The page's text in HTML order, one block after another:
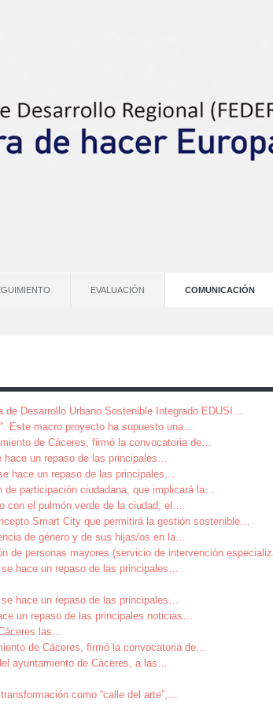
EVALUACIÓN COMUNICACIÓN
Desarrollo Urbano Sostenible Integrado EDUSI …
Este macro proyecto ha supuesto una…
de Cáceres, firmó la convocatoria de…
un repaso de las principales…
hace un repaso de las principales…
participación ciudadana, que implicará la…
con el pulmón verde de la ciudad, el …
Smart City que permitirá la gestión sostenible…
de género y de sus hijas/os en la…
de personas mayores (servicio de intervención
hace un repaso de las principales…
hace un repaso de las principales…
un repaso de las principales noticias…
las…
de Cáceres, firmó la convocatoria de…
ayuntamiento de Cáceres, a las…
como “calle del arte”,…